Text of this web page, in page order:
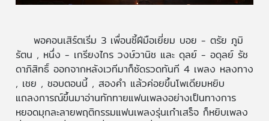
พอคอนเสิร์ตเริ่ม 3 เพื่อนซี้ฝีมือเยี่ยม บอย - ตรัย ภูมิ
รัตน , หนึ่ง - เกรียงไกร วงษ์วานิช และ ดุลย์ - อดุลย์ รัช
ดาภิสิทธิ์ ออกจากหลังเวทีมาก็ซัดรวดทันที 4 เพลง หลงทาง
, เชย , ชอบตอนนี้ , สองคำ แล้วค่อยขึ้นโพเดียมหยิบ
แถลงการณ์ขึ้นมาอ่านทักทายแฟนเพลงอย่างเป็นทางการ
หยอดมุกละลายพฤติกรรมแฟนเพลงรุ่นเก๋าเสร็จ ก็หยิบเพลง